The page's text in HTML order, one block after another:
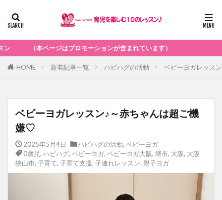
プロモーションが含まれています）
HOME 新着記事一覧 ハピハグの活動 ベビーヨガレッス
ベビーヨガレッスン♪～赤ちゃんは超ご機
嫌♡
2025年5月4日 ハピハグの活動, ベビーヨガ
0歳児, ハピハグ, ベビーヨガ, ベビーヨガ大阪, 堺市, 大阪, 大阪
狭山市, 子育て, 子育て支援, 子連れレッスン, 親子ヨガ
ベビーヨガ